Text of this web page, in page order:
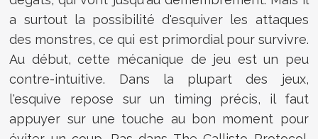
a surtout la possibilité d'esquiver les attaques
des monstres, ce qui est primordial pour survivre.
Au début, cette mécanique de jeu est un peu
contre-intuitive. Dans la plupart des jeux,
l'esquive repose sur un timing précis, il faut
appuyer sur une touche au bon moment pour